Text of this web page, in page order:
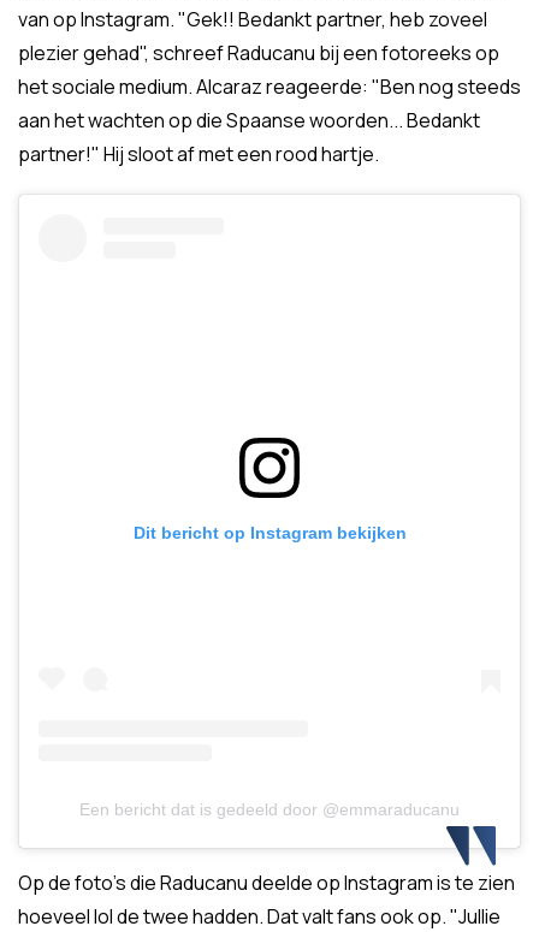
van op Instagram. "Gek!! Bedankt partner, heb zoveel
plezier gehad", schreef Raducanu bij een fotoreeks op
het sociale medium. Alcaraz reageerde: "Ben nog steeds
aan het wachten op die Spaanse woorden... Bedankt
partner!" Hij sloot af met een rood hartje.
Dit bericht op Instagram bekijken
Een bericht dat is gedeeld door @emmaraducanu
Op de foto's die Raducanu deelde op Instagram is te zien
hoeveel lol de twee hadden. Dat valt fans ook op. "Jullie